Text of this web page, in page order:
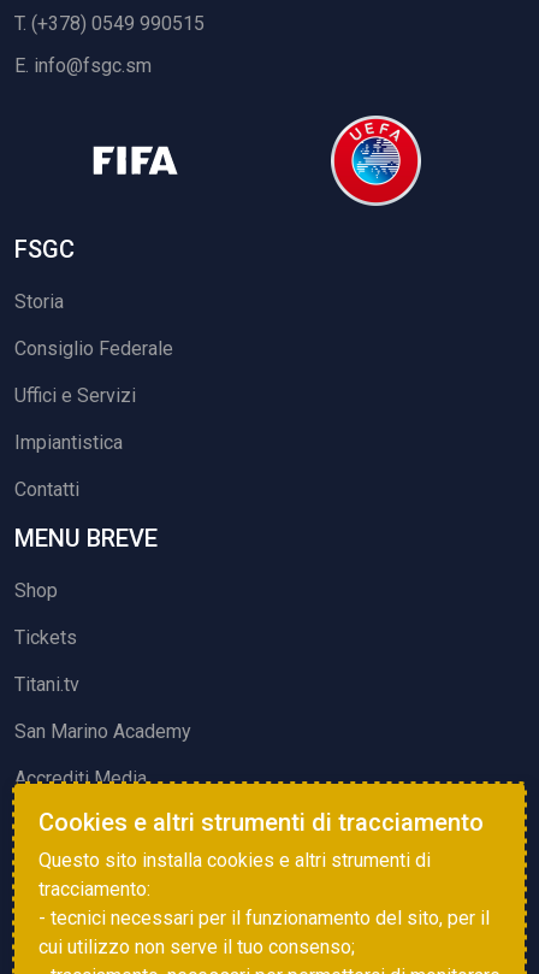
T. (+378) 0549 990515
E. info@fsgc.sm
FSGC
Storia
Consiglio Federale
Uffici e Servizi
Impiantistica
Contatti
MENU BREVE
Shop
Tickets
Titani.tv
San Marino Academy
Accrediti Media
ATTIVITÀ ED EVENTI
Squadre di Calcio
Associazione Sammarinese Arbitri
Cookies e altri strumenti di tracciamento
Questo sito installa cookies e altri strumenti di
tracciamento:
- tecnici necessari per il funzionamento del sito, per il
cui utilizzo non serve il tuo consenso;